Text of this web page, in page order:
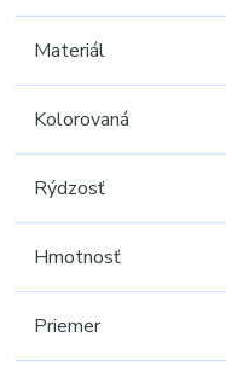
Materiál
Kolorovaná
Rýdzosť
Hmotnosť
Priemer